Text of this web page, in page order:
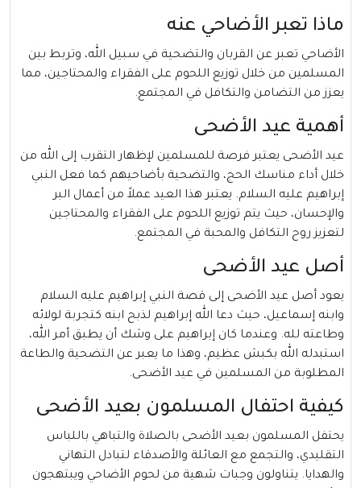
ماذا تعبر الأضاحي عنه
الأضاحي تعبر عن القربان والتضحية في سبيل الله، وتربط بين
المسلمين من خلال توزيع اللحوم على الفقراء والمحتاجين، مما
يعزز من التضامن والتكافل في المجتمع.
أهمية عيد الأضحى
عيد الأضحى يعتبر فرصة للمسلمين لإظهار التقرب إلى الله من
خلال أداء مناسك الحج، والتضحية بأضاحيهم كما فعل النبي
إبراهيم عليه السلام. يعتبر هذا العيد عملاً من أعمال البر
والإحسان، حيث يتم توزيع اللحوم على الفقراء والمحتاجين
لتعزيز روح التكافل والمحبة في المجتمع.
أصل عيد الأضحى
يعود أصل عيد الأضحى إلى قصة النبي إبراهيم عليه السلام
وابنه إسماعيل، حيث دعا الله إبراهيم لذبح ابنه كتجربة لولائه
وطاعته لله. وعندما كان إبراهيم على وشك أن يطبق أمر الله،
استبدله الله بكبش عظيم، وهذا ما يعبر عن التضحية والطاعة
المطلوبة من المسلمين في عيد الأضحى.
كيفية احتفال المسلمون بعيد الأضحى
يحتفل المسلمون بعيد الأضحى بالصلاة والتباهي باللباس
التقليدي، والتجمع مع العائلة والأصدقاء لتبادل التهاني
والهدايا. يتناولون وجبات شهية من لحوم الأضاحي ويبتهجون